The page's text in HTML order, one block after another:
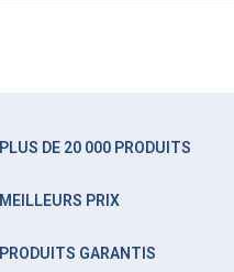
PLUS DE 20 000 PRODUITS
MEILLEURS PRIX
PRODUITS GARANTIS